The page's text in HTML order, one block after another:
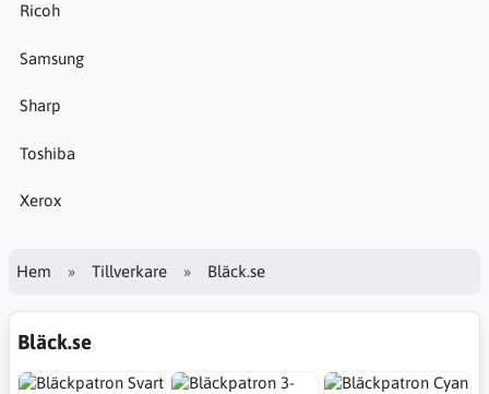
Ricoh
Samsung
Sharp
Toshiba
Xerox
Hem Tillverkare Bläck.se
Bläck.se